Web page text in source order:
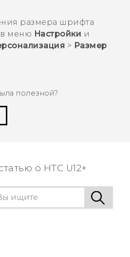
размера шрифта
меню Настройки и
> Размер
полезной?
о HTC U12+